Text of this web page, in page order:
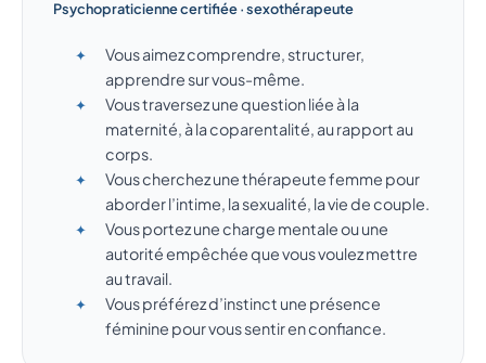
Psychopraticienne certifiée · sexothérapeute
Vous aimez comprendre, structurer,
apprendre sur vous-même.
Vous traversez une question liée à la
maternité, à la coparentalité, au rapport au
corps.
Vous cherchez une thérapeute femme pour
aborder l’intime, la sexualité, la vie de couple.
Vous portez une charge mentale ou une
autorité empêchée que vous voulez mettre
au travail.
Vous préférez d’instinct une présence
féminine pour vous sentir en confiance.